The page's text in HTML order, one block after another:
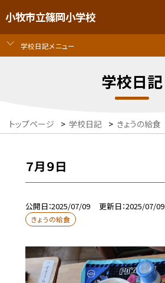
小牧市立篠岡小学校
学校日記メニュー
学校日記
トップページ > 学校日記 > きょうの給食
７月９日
公開日 2025/07/09 更新日 2025/07/09
きょうの給食